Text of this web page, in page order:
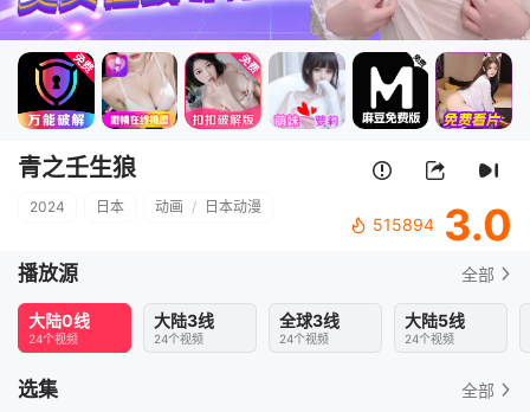
青之壬生狼
2024 日本 动画 / 日本动漫
515894 3.0
播放源 全部
大陆0线
24个视频
大陆3线
24个视频
全球3线
24个视频
大陆5线
24个视频
选集 全部